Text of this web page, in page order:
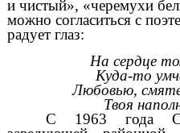
и чистый», «черемухи
можно согласиться с
радует глаз:
На сердце
Куда-то
Любовью,
Твоя
С 1963 года